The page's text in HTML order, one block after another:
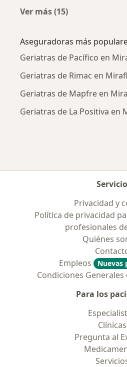
Ver más (15)
Aseguradoras más
Geriatras de Pacífico en
Geriatras de Rimac en
Geriatras de Mapfre en
Geriatras de La Positiva en
Servicio
Privacidad y
Política de privacidad
profesionales
Quiénes
Empleos
Nuevas
Condiciones
Para los
Clínicas
Pregunta al